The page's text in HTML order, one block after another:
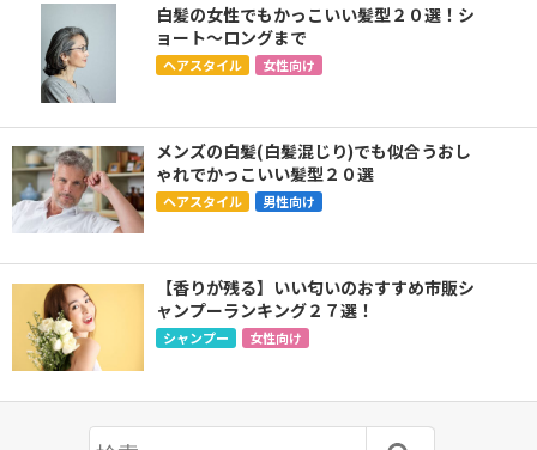
白髪の女性でもかっこいい髪型２０選！シ
ョート〜ロングまで
ヘアスタイル 女性向け
メンズの白髪(白髪混じり)でも似合うおし
ゃれでかっこいい髪型２０選
ヘアスタイル 男性向け
【香りが残る】いい匂いのおすすめ市販シ
ャンプーランキング２７選！
シャンプー 女性向け